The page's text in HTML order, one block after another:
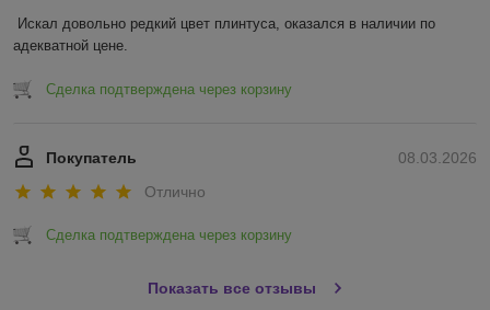
Искал довольно редкий цвет плинтуса, оказался в наличии по
адекватной цене.
Сделка подтверждена через корзину
08.03.2026
Покупатель
Отлично
Сделка подтверждена через корзину
Показать все отзывы